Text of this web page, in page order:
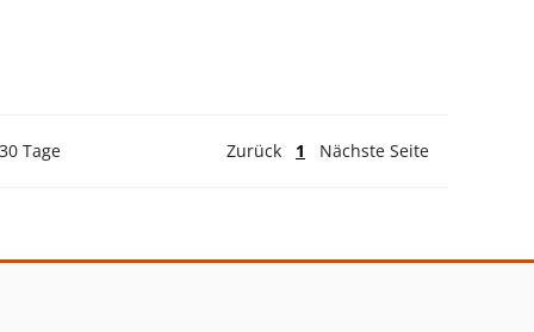
Tage Zurück 1 Nächste Seite